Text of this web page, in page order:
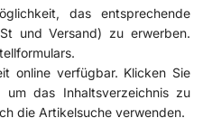
das entsprechende
und Versand) zu erwerben.
.
online verfügbar. Klicken Sie
das Inhaltsverzeichnis zu
die Artikelsuche verwenden.